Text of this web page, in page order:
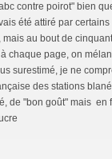
contre poirot" bien
été attiré par
au bout de
chaque page, on
surestimé, je ne
des stations
de "bon goût" mais en